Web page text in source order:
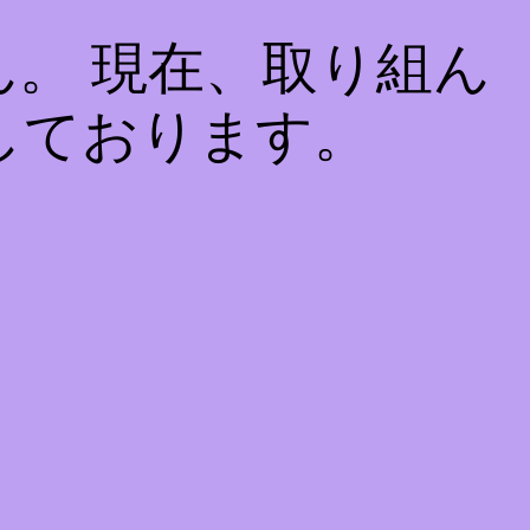
現在、取り組ん
おります。